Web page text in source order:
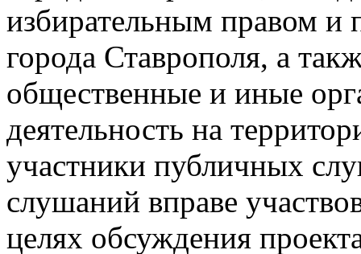
избирательным правом
города Ставрополя, а
общественные и иные
деятельность на
участники публичных
слушаний вправе
целях обсуждения